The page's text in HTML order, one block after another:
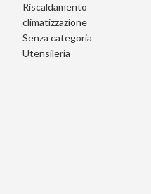
Riscaldamento
climatizzazione
Senza categoria
Utensileria